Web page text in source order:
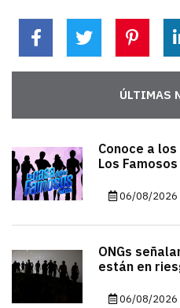
ÚLTIMAS
Conoce a
Los
06/08/2026
ONGs
están en
06/08/2026